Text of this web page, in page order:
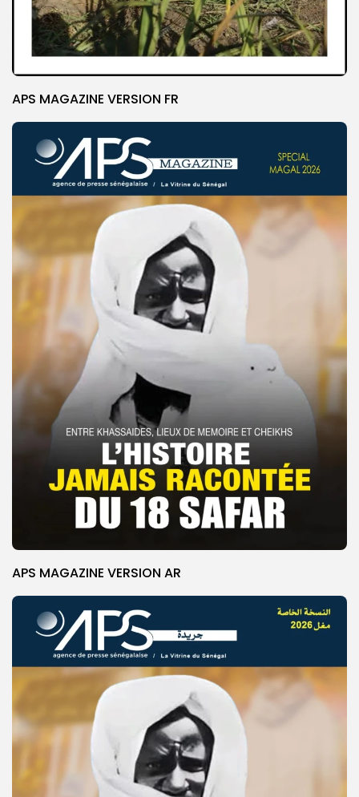
APS MAGAZINE VERSION FR
APS MAGAZINE VERSION AR